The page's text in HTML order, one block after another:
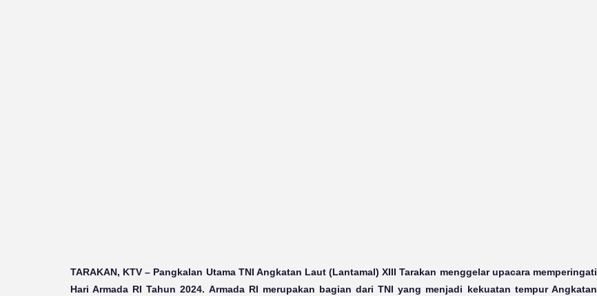
TARAKAN, KTV – Pangkalan Utama TNI Angkatan Laut (Lantamal) XIII Tarakan menggelar upacara memperingati
Hari Armada RI Tahun 2024. Armada RI merupakan bagian dari TNI yang menjadi kekuatan tempur Angkatan